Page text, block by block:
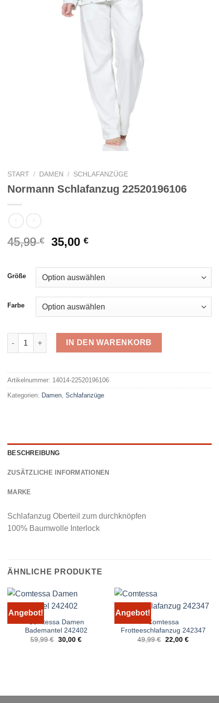
START / DAMEN / SCHLAFANZÜGE
Normann Schlafanzug 22520196106
45,99€
Ursprünglicher
war:
45,99 €
35,00€Aktueller
ist:
35,00 €.
Größe
Farbe
Normann Schlafanzug 22520196106 Menge
IN DEN WARENKORB
Artikelnummer: 14014-22520196106
Kategorien: Damen Schlafanzüge
BESCHREIBUNG
ZUSÄTZLICHE INFORMATIONEN
MARKE
Schlafanzug Oberteil zum durchknöpfen
100% Baumwolle Interlock
ÄHNLICHE PRODUKTE
Angebot!
Comtessa Damen
Bademantel 242402
59,99€ Ursprünglicher
30,00 €Aktueller
Angebot!
Comtessa
Frotteeschlafanzug 242347
49,99€ Ursprünglicher
22,00 €Aktueller